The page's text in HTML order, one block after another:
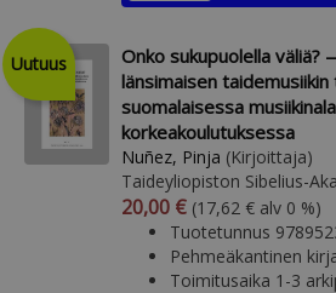
Uutuus
Onko sukupuolella väliä?
länsimaisen
suomalaisessa
korkeakoulutuksessa
Nuñez, Pinja (Kirjoittaja)
Taideyliopiston Sibelius-
Arvonlisäverollinen hinta
20,00 € Arvonlisäveroton
(17,62 € alv 0 %)
Tuotetunnus
Pehmeäkantinen
Toimitusaika 1-3